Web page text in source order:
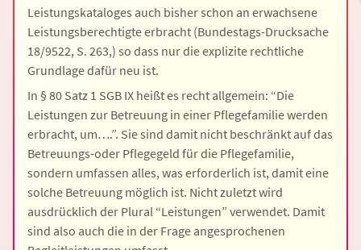
Leistungskataloges auch bisher schon an erwachsene
Leistungsberechtigte erbracht (Bundestags-Drucksache
18/9522, S. 263,) so dass nur die explizite rechtliche
Grundlage dafür neu ist.
In § 80 Satz 1 SGB IX heißt es recht allgemein: “Die
Leistungen zur Betreuung in einer Pflegefamilie werden
erbracht, um….”. Sie sind damit nicht beschränkt auf das
Betreuungs-oder Pflegegeld für die Pflegefamilie,
sondern umfassen alles, was erforderlich ist, damit eine
solche Betreuung möglich ist. Nicht zuletzt wird
ausdrücklich der Plural “Leistungen” verwendet. Damit
sind also auch die in der Frage angesprochenen